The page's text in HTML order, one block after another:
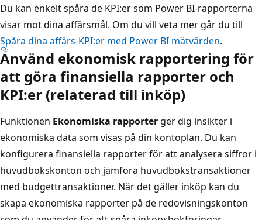
Du kan enkelt spåra de KPI:er som Power BI-rapporterna
visar mot dina affärsmål. Om du vill veta mer går du till
Spåra dina affärs-KPI:er med Power BI mätvärden.
Använd ekonomisk rapportering för
att göra finansiella rapporter och
KPI:er (relaterad till inköp)
Funktionen Ekonomiska rapporter ger dig insikter i
ekonomiska data som visas på din kontoplan. Du kan
konfigurera finansiella rapporter för att analysera siffror i
huvudbokskonton och jämföra huvudbokstransaktioner
med budgettransaktioner. När det gäller inköp kan du
skapa ekonomiska rapporter på de redovisningskonton